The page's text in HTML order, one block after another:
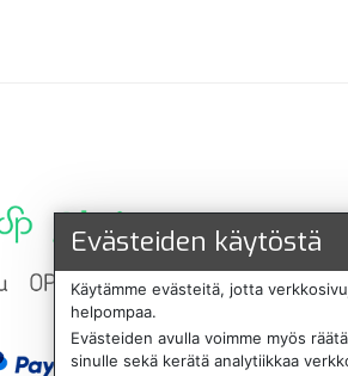
Evästeiden käytöstä
Käytämme evästeitä, jotta
helpompaa.
Evästeiden avulla voimme myös
sinulle sekä kerätä analytiikkaa